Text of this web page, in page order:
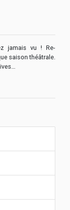
jamais vu ! Re-
saison théâtrale.